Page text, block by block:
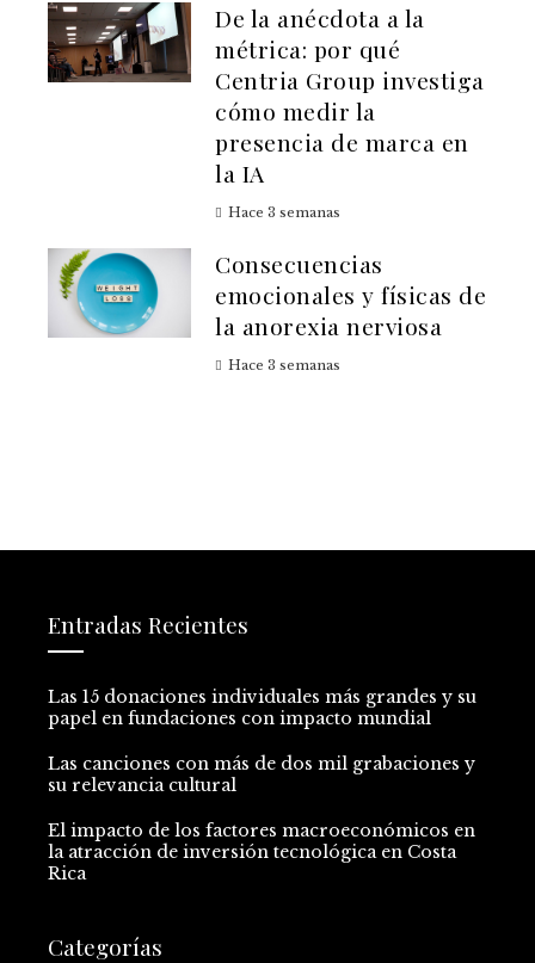
De la anécdota a la
métrica: por qué
Centria Group investiga
cómo medir la
presencia de marca en
la IA
Hace 3 semanas
Consecuencias
emocionales y físicas de
la anorexia nerviosa
Hace 3 semanas
Entradas Recientes
Las 15 donaciones individuales más grandes y su
papel en fundaciones con impacto mundial
Las canciones con más de dos mil grabaciones y
su relevancia cultural
El impacto de los factores macroeconómicos en
la atracción de inversión tecnológica en Costa
Rica
Categorías